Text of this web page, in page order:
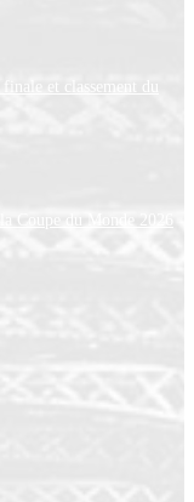
et classement du
Coupe du Monde 2026